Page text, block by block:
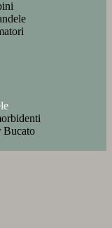
Bucato